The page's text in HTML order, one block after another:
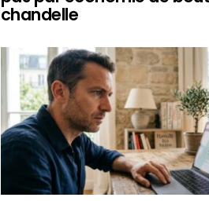
chandelle